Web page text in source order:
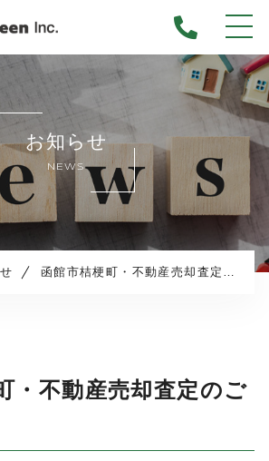
ホーム
当社について
不動産売却について
仲介売却
業者買取
不動産売却の流れ
お知らせ
NEWS
函館市桔梗町・不動産売却査定のご依頼
・不動産売却査定のご